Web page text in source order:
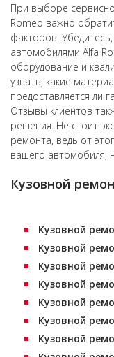
При выборе
Romeo важно
факторов.
автомобилями Alfa
оборудование и
узнать, какие
предоставляется ли
Отзывы клиентов
решения. Не стоит
ремонта, ведь от
вашего автомобиля,
Кузовной
Кузовной
Кузовной
Кузовной
Кузовной
Кузовной
Кузовной
Кузовной